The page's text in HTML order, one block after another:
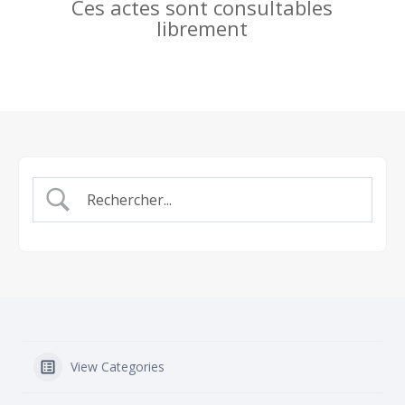
Ces actes sont consultables
librement
View Categories